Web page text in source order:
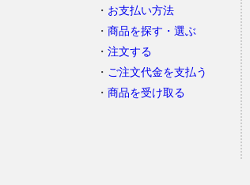
お支払い方法
商品を探す・選ぶ
注文する
ご注文代金を支払う
商品を受け取る